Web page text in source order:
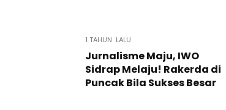
1 TAHUN LALU
Jurnalisme Maju, IWO
Sidrap Melaju! Rakerda di
Puncak Bila Sukses Besar